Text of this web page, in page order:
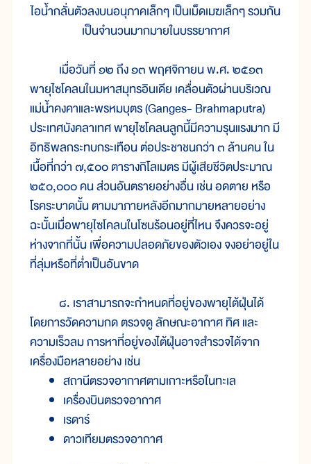
ไอน้ำกลั่นตัวลงบนอนุภาคเล็กๆ เป็นเม็ดเมฆเล็กๆ รวมกัน
เป็นจำนวนมากมายในบรรยากาศ
เมื่อวันที่ ๑๒ ถึง ๑๓ พฤศจิกายน พ.ศ. ๒๕๑๓
พายุไซโคลนในมหาสมุทรอินเดีย เคลื่อนตัวผ่านบริเวณ
แม่น้ำคงคาและพรหมบุตร (Ganges- Brahmaputra)
ประเทศบังคลาเทศ พายุไซโคลนลูกนี้มีความรุนแรงมาก มี
อิทธิพลกระทบกระเทือน ต่อประชาชนกว่า ๓ ล้านคน ใน
เนื้อที่กว่า ๗,๕๐๐ ตารางกิโลเมตร มีผู้เสียชีวิตประมาณ
๒๕๐,๐๐๐ คน ส่วนอันตรายอย่างอื่น เช่น อดตาย หรือ
โรคระบาดนั้น ตามมาภายหลังอีกมากมายหลายอย่าง
ฉะนั้นเมื่อพายุไซโคลนในโซนร้อนอยู่ที่ไหน จึงควรจะอยู่
ห่างจากที่นั้น เพื่อความปลอดภัยของตัวเอง จงอย่าอยู่ใน
ที่ลุ่มหรือที่ต่ำเป็นอันขาด
๘. เราสามารถจะกำหนดที่อยู่ของพายุไต้ฝุ่นได้
โดยการวัดความกด ตรวจดู ลักษณะอากาศ ทิศ และ
ความเร็วลม การหาที่อยู่ของไต้ฝุ่นอาจสำรวจได้จาก
เครื่องมือหลายอย่าง เช่น
สถานีตรวจอากาศตามเกาะหรือในทะเล
เครื่องบินตรวจอากาศ
เรดาร์
ดาวเทียมตรวจอากาศ